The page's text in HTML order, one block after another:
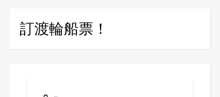
訂渡輪船票！